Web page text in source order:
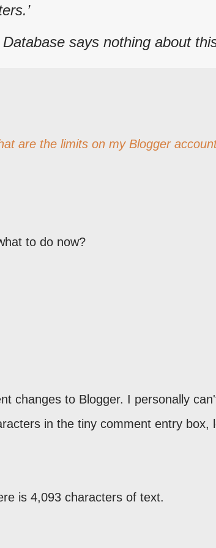
says nothing about
are the limits on my Blogger
to do now?
changes to Blogger. I personally
in the tiny comment entry box,
is 4,093 characters of text.